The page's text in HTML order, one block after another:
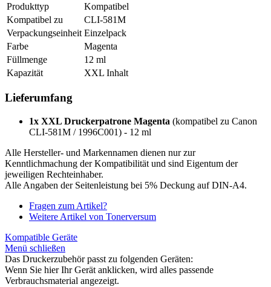
Produkttyp
Kompatibel
Kompatibel zu
CLI-581M
Verpackungseinheit Einzelpack
Farbe
Magenta
Füllmenge
12 ml
Kapazität
XXL Inhalt
Lieferumfang
1x XXL Druckerpatrone Magenta (kompatibel zu Canon
CLI-581M / 1996C001) - 12 ml
Alle Hersteller- und Markennamen dienen nur zur
Kenntlichmachung der Kompatibilität und sind Eigentum der
jeweiligen Rechteinhaber.
Alle Angaben der Seitenleistung bei 5% Deckung auf DIN-A4.
Fragen zum Artikel?
Weitere Artikel von Tonerversum
Kompatible Geräte
Menü schließen
Das Druckerzubehör passt zu folgenden Geräten:
Wenn Sie hier Ihr Gerät anklicken, wird alles passende
Verbrauchsmaterial angezeigt.